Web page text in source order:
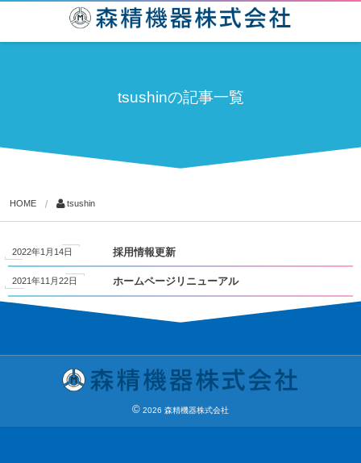
tsushinの記事一覧
HOME tsushin
2022年1月14日 採用情報更新
2021年11月22日 ホームページリニューアル
© 2026 森精機器株式会社